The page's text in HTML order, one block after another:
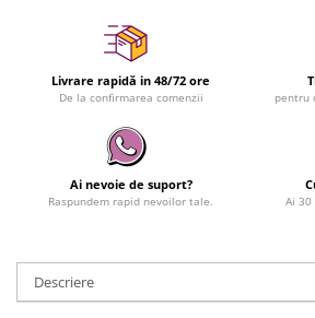
Livrare rapidă in 48/72 ore
De la confirmarea comenzii pentru
Ai nevoie de suport?
Raspundem rapid nevoilor tale. Ai
Descriere